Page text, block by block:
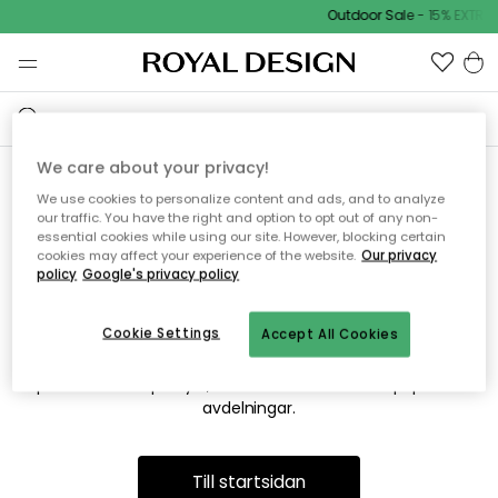
Outdoor Sale - 15%
Vi hittar tyvärr inte sidan du
söker
Detta kan bero på att sidan inte längre finns eller att den har
flyttats. Vi ber om ursäkt för besväret. I menyn ovan kan du
prova att söka på nytt, eller besöka en av våra populära
avdelningar.
Till startsidan
We care about your privacy!
We use cookies to personalize content and ads, and to analyze
our traffic. You have the right and option to opt out of any non-
essential cookies while using our site. However, blocking certain
cookies may affect your experience of the website. Our privacy
policy Google's privacy policy
Accept All Cookies
Cookie Settings